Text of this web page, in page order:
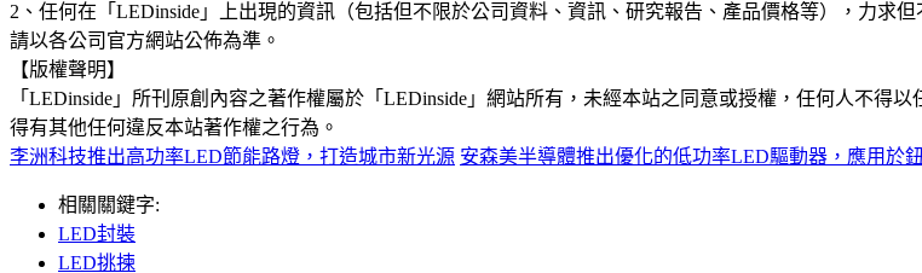
2、任何在「LEDinside」上出現的資訊（包括但不限於公司資料、資訊、研究報告、產品價格等），力求
請以各公司官方網站公佈為準。
【版權聲明】
「LEDinside」所刊原創內容之著作權屬於「LEDinside」網站所有，未經本站之同意或授權，任何人不
得有其他任何違反本站著作權之行為。
李洲科技推出高功率LED節能路燈，打造城市新光源 安森美半導體推出優化的低功率LED驅動器，應用於
相關關鍵字:
LED封裝
LED挑揀